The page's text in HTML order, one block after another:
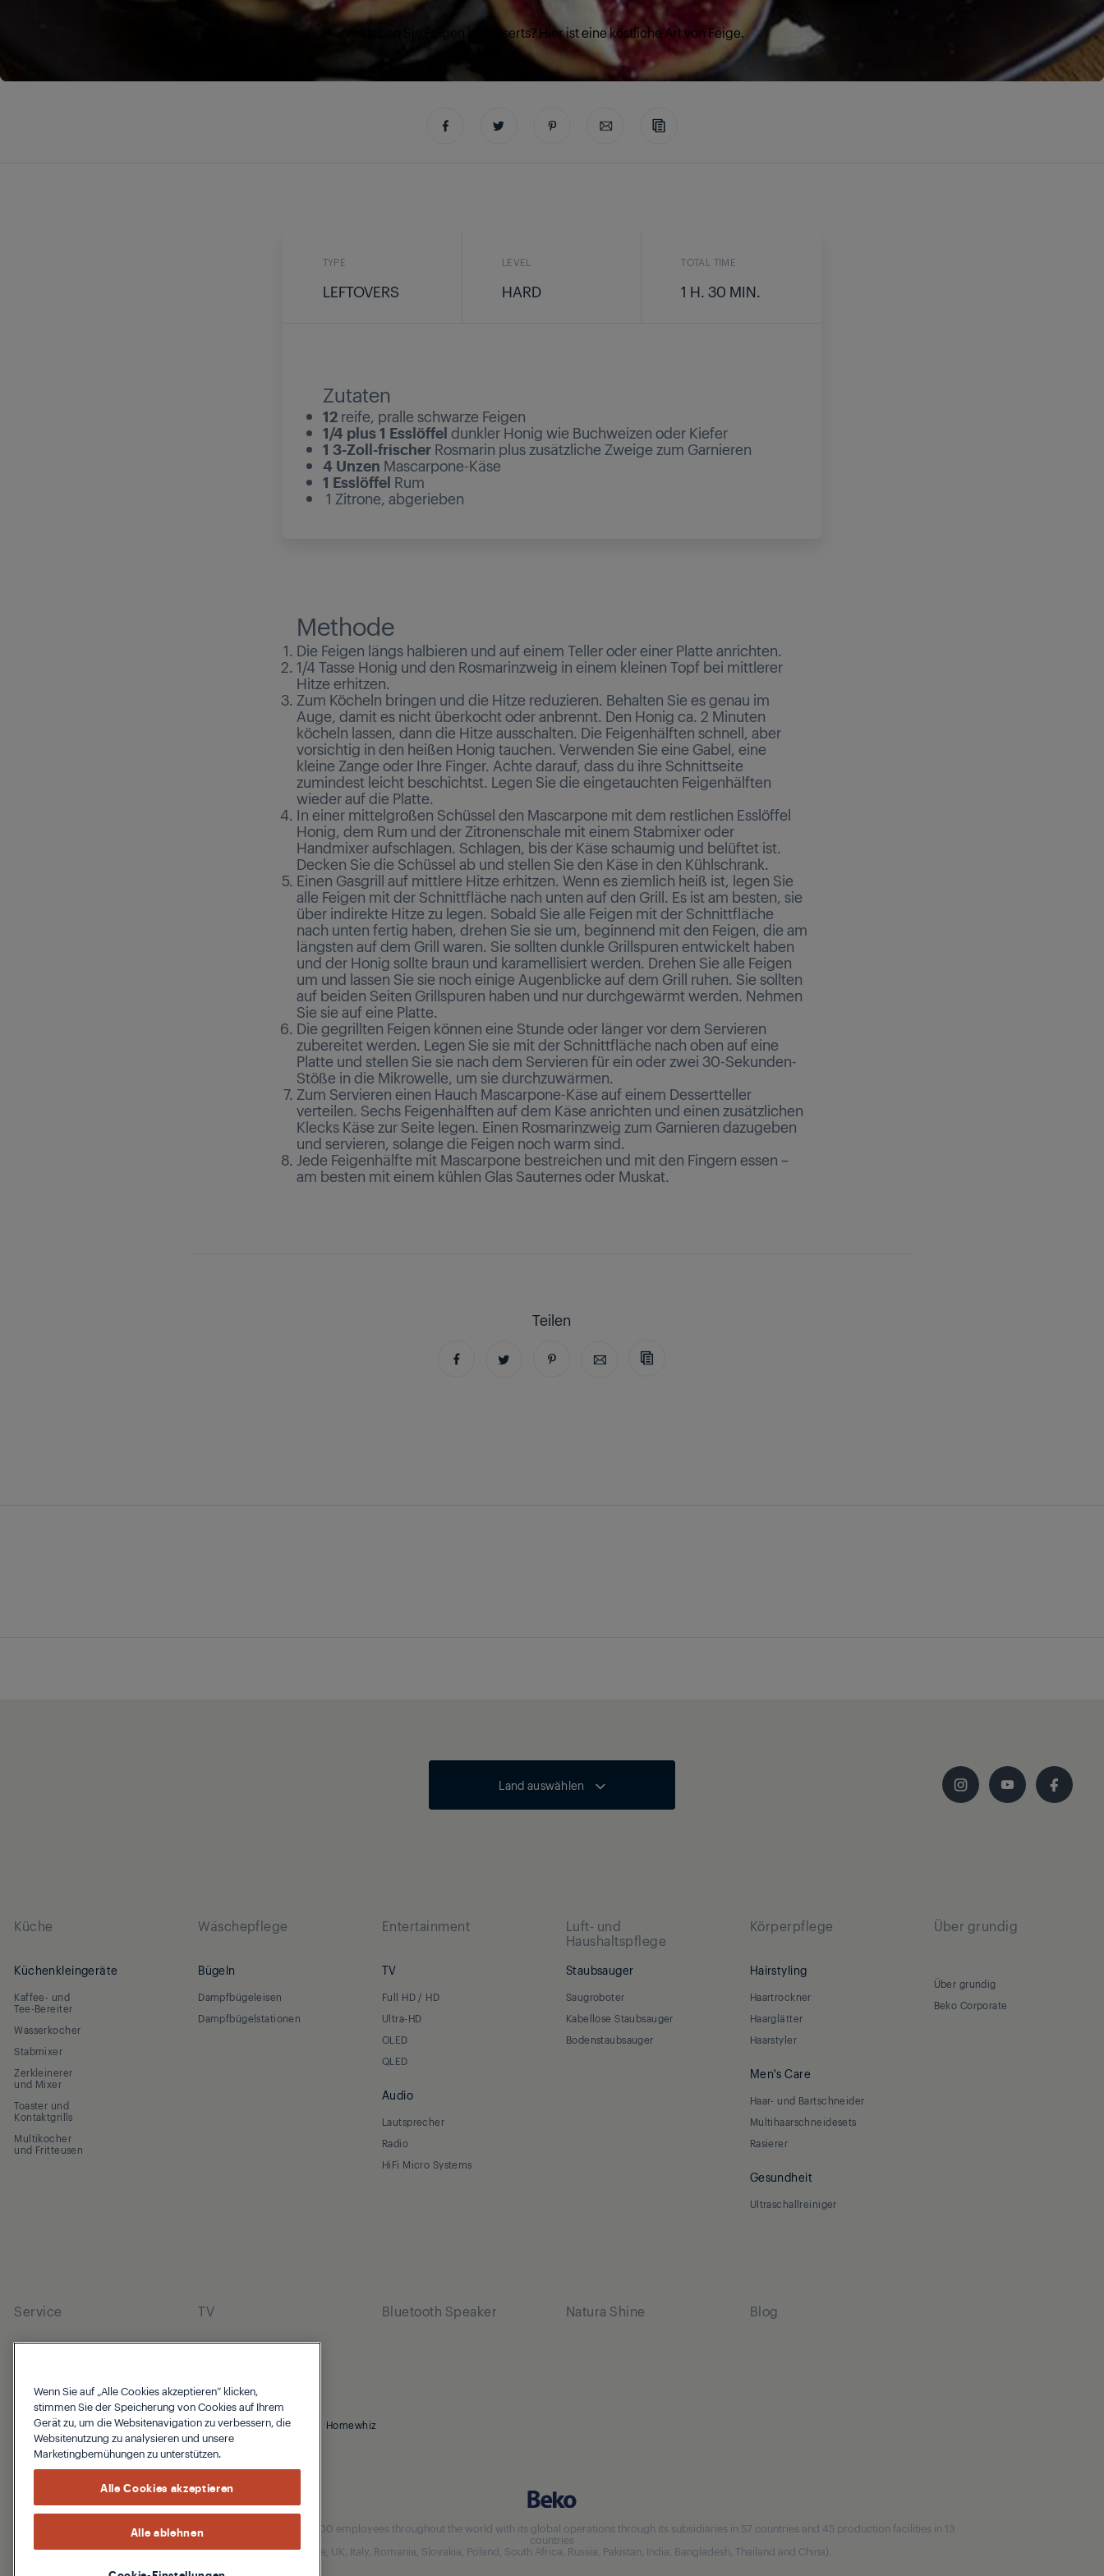
Lieben Sie Feigen in Desserts? Hier ist eine köstliche Art von Feige.
TYPE
LEFTOVERS
LEVEL
HARD
TOTAL TIME
1 H. 30 MIN.
Zutaten
12reife, pralle schwarze Feigen
1/4 plus 1 Esslöffel dunkler Honig wie Buchweizen oder Kiefer
1 3-Zoll-frischer Rosmarin plus zusätzliche Zweige zum Garnieren
4 Unzen Mascarpone-Käse
1 Esslöffel Rum
1 Zitrone, abgerieben
Methode
Die Feigen längs halbieren und auf einem Teller oder einer Platte anrichten.
1/4 Tasse Honig und den Rosmarinzweig in einem kleinen Topf bei mittlerer
Hitze erhitzen.
Zum Köcheln bringen und die Hitze reduzieren. Behalten Sie es genau im
Auge, damit es nicht überkocht oder anbrennt. Den Honig ca. 2 Minuten
köcheln lassen, dann die Hitze ausschalten. Die Feigenhälften schnell, aber
vorsichtig in den heißen Honig tauchen. Verwenden Sie eine Gabel, eine
kleine Zange oder Ihre Finger. Achte darauf, dass du ihre Schnittseite
zumindest leicht beschichtst. Legen Sie die eingetauchten Feigenhälften
wieder auf die Platte.
In einer mittelgroßen Schüssel den Mascarpone mit dem restlichen Esslöffel
Honig, dem Rum und der Zitronenschale mit einem Stabmixer oder
Handmixer aufschlagen. Schlagen, bis der Käse schaumig und belüftet ist.
Decken Sie die Schüssel ab und stellen Sie den Käse in den Kühlschrank.
Einen Gasgrill auf mittlere Hitze erhitzen. Wenn es ziemlich heiß ist, legen Sie
alle Feigen mit der Schnittfläche nach unten auf den Grill. Es ist am besten, sie
über indirekte Hitze zu legen. Sobald Sie alle Feigen mit der Schnittfläche
nach unten fertig haben, drehen Sie sie um, beginnend mit den Feigen, die am
längsten auf dem Grill waren. Sie sollten dunkle Grillspuren entwickelt haben
und der Honig sollte braun und karamellisiert werden. Drehen Sie alle Feigen
um und lassen Sie sie noch einige Augenblicke auf dem Grill ruhen. Sie sollten
auf beiden Seiten Grillspuren haben und nur durchgewärmt werden. Nehmen
Sie sie auf eine Platte.
Die gegrillten Feigen können eine Stunde oder länger vor dem Servieren
zubereitet werden. Legen Sie sie mit der Schnittfläche nach oben auf eine
Platte und stellen Sie sie nach dem Servieren für ein oder zwei 30-Sekunden-
Stöße in die Mikrowelle, um sie durchzuwärmen.
Zum Servieren einen Hauch Mascarpone-Käse auf einem Dessertteller
verteilen. Sechs Feigenhälften auf dem Käse anrichten und einen zusätzlichen
Klecks Käse zur Seite legen. Einen Rosmarinzweig zum Garnieren dazugeben
und servieren, solange die Feigen noch warm sind.
Jede Feigenhälfte mit Mascarpone bestreichen und mit den Fingern essen –
am besten mit einem kühlen Glas Sauternes oder Muskat.
Teilen
Land auswählen
Küche
Küchenkleingeräte
Kaffee- und
Tee-Bereiter
Wasserkocher
Stabmixer
Zerkleinerer
und Mixer
Toaster und
Kontaktgrills
Multikocher
und Fritteusen
Wäschepflege
Bügeln
Dampfbügeleisen
Dampfbügelstationen
Entertainment
TV
Full HD / HD
Ultra-HD
OLED
QLED
Audio
Lautsprecher
Radio
HiFi Micro Systems
Luft- und
Haushaltspflege
Staubsauger
Saugroboter
Kabellose Staubsauger
Bodenstaubsauger
Körperpflege
Hairstyling
Haartrockner
Haarglätter
Haarstyler
Men's Care
Haar- und Bartschneider
Multihaarschneidesets
Rasierer
Gesundheit
Ultraschallreiniger
Über grundig
Über grundig
Beko Corporate
Service TV Bluetooth Speaker Natura Shine Blog
© 2026 Grundig Cookie Hinweis Datenschutzhinweis Homewhiz
Our parent company, Beko has 55,000 employees throughout the world with its global operations through its subsidiaries in 57 countries and 45 production facilities in 13
countries
(i.e. Türkiye, UK, Italy, Romania, Slovakia, Poland, South Africa, Russia, Pakistan, India, Bangladesh, Thailand and China).
Wenn Sie auf „Alle Cookies akzeptieren“ klicken,
stimmen Sie der Speicherung von Cookies auf Ihrem
Gerät zu, um die Websitenavigation zu verbessern, die
Websitenutzung zu analysieren und unsere
Marketingbemühungen zu unterstützen.
Alle Cookies akzeptieren
Alle ablehnen